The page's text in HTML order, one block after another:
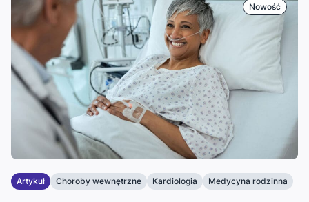
Nowość
Artykuł Choroby wewnętrzne Kardiologia Medycyna rodzinna